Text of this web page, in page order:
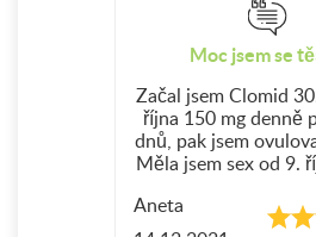
Moc jsem se
Začal jsem Clomid
října 150 mg denně
dnů, pak jsem
Měla jsem sex od 9.
udělala těhotenský
modrou, byl
Aneta